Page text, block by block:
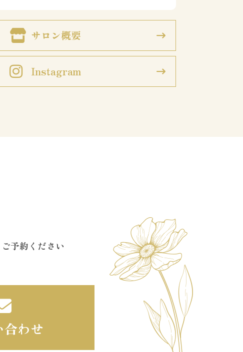
サロン概要
Instagram
予約ください
合わせ